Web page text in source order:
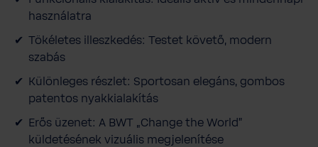
használatra
Tökéletes illeszkedés: Testet követő, modern
szabás
Különleges részlet: Sportosan elegáns, gombos
patentos nyakkialakítás
Erős üzenet: A BWT „Change the World”
küldetésének vizuális megjelenítése